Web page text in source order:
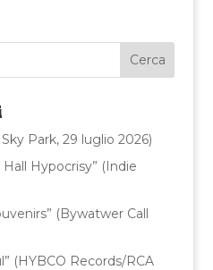
Park, 29 luglio 2026)
Hypocrisy” (Indie
(Bywatwer Call
(HYBCO Records/RCA